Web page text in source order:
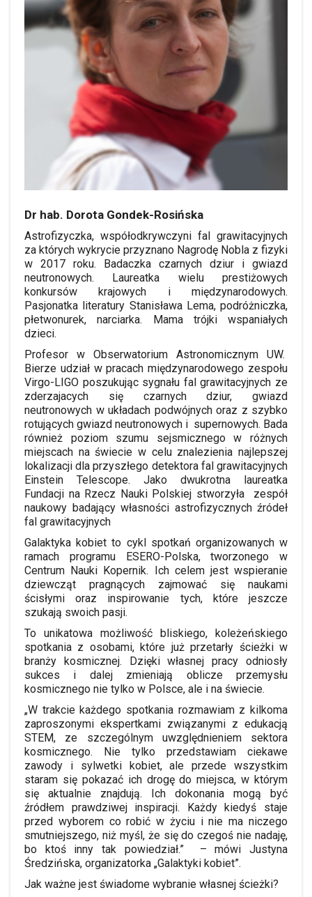
Dr hab. Dorota Gondek-Rosińska
Astrofizyczka, współodkrywczyni fal grawitacyjnych
za których wykrycie przyznano Nagrodę Nobla z fizyki
w 2017 roku. Badaczka czarnych dziur i gwiazd
neutronowych. Laureatka wielu prestiżowych
konkursów krajowych i międzynarodowych.
Pasjonatka literatury Stanisława Lema, podróżniczka,
płetwonurek, narciarka. Mama trójki wspaniałych
dzieci.
Profesor w Obserwatorium Astronomicznym UW.
Bierze udział w pracach międzynarodowego zespołu
Virgo-LIGO poszukując sygnału fal grawitacyjnych ze
zderzajacych się czarnych dziur, gwiazd
neutronowych w układach podwójnych oraz z szybko
rotujących gwiazd neutronowych i supernowych. Bada
również poziom szumu sejsmicznego w różnych
miejscach na świecie w celu znalezienia najlepszej
lokalizacji dla przyszłego detektora fal grawitacyjnych
Einstein Telescope. Jako dwukrotna laureatka
Fundacji na Rzecz Nauki Polskiej stworzyła zespół
naukowy badający własności astrofizycznych źródeł
fal grawitacyjnych
Galaktyka kobiet to cykl spotkań organizowanych w
ramach programu ESERO-Polska, tworzonego w
Centrum Nauki Kopernik. Ich celem jest wspieranie
dziewcząt pragnących zajmować się naukami
ścisłymi oraz inspirowanie tych, które jeszcze
szukają swoich pasji.
To unikatowa możliwość bliskiego, koleżeńskiego
spotkania z osobami, które już przetarły ścieżki w
branży kosmicznej. Dzięki własnej pracy odniosły
sukces i dalej zmieniają oblicze przemysłu
kosmicznego nie tylko w Polsce, ale i na świecie.
„W trakcie każdego spotkania rozmawiam z kilkoma
zaproszonymi ekspertkami związanymi z edukacją
STEM, ze szczególnym uwzględnieniem sektora
kosmicznego. Nie tylko przedstawiam ciekawe
zawody i sylwetki kobiet, ale przede wszystkim
staram się pokazać ich drogę do miejsca, w którym
się aktualnie znajdują. Ich dokonania mogą być
źródłem prawdziwej inspiracji. Każdy kiedyś staje
przed wyborem co robić w życiu i nie ma niczego
smutniejszego, niż myśl, że się do czegoś nie nadaję,
bo ktoś inny tak powiedział.” – mówi Justyna
Średzińska, organizatorka „Galaktyki kobiet”.
Jak ważne jest świadome wybranie własnej ścieżki?